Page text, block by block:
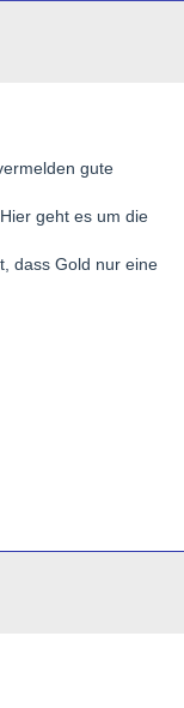
gute
geht es um die
dass Gold nur eine